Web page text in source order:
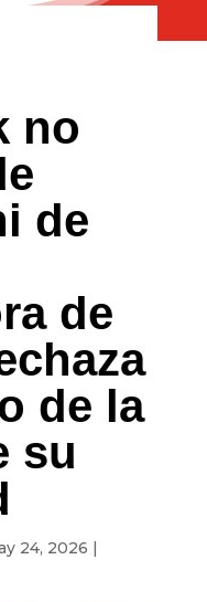
no
de
de
de la
su
24, 2026 |